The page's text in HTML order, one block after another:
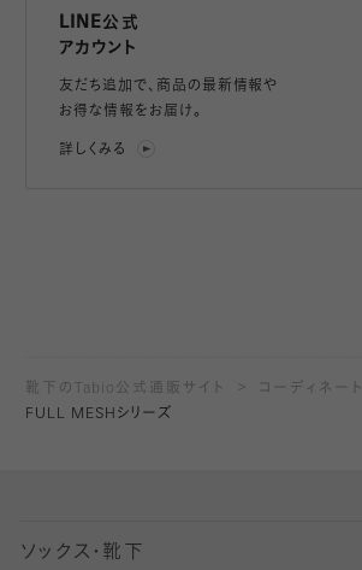
LINE公式
アカウント
友だち追加で、 商品の最新情報や
お得な情報をお届け。
詳しくみる
靴下のTabio公式通販サイト コーディネート
FULL MESHシリーズ
ソックス・靴下